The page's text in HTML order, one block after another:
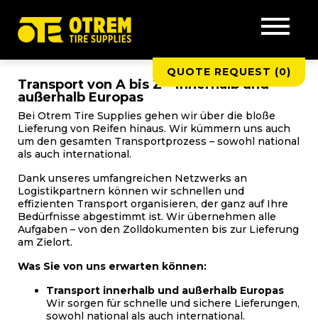
QUOTE REQUEST (0)
Transport von A bis Z – innerhalb und
außerhalb Europas
Bei Otrem Tire Supplies gehen wir über die bloße
Lieferung von Reifen hinaus. Wir kümmern uns auch
um den gesamten Transportprozess – sowohl national
als auch international.
Dank unseres umfangreichen Netzwerks an
Logistikpartnern können wir schnellen und
effizienten Transport organisieren, der ganz auf Ihre
Bedürfnisse abgestimmt ist. Wir übernehmen alle
Aufgaben – von den Zolldokumenten bis zur Lieferung
am Zielort.
Was Sie von uns erwarten können:
Transport innerhalb und außerhalb Europas
Wir sorgen für schnelle und sichere Lieferungen,
sowohl national als auch international.